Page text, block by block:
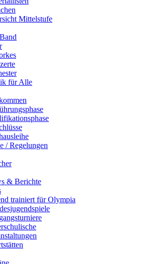
Mittelstufe
für Alle
/ Regelungen
& Berichte
trainiert für Olympia